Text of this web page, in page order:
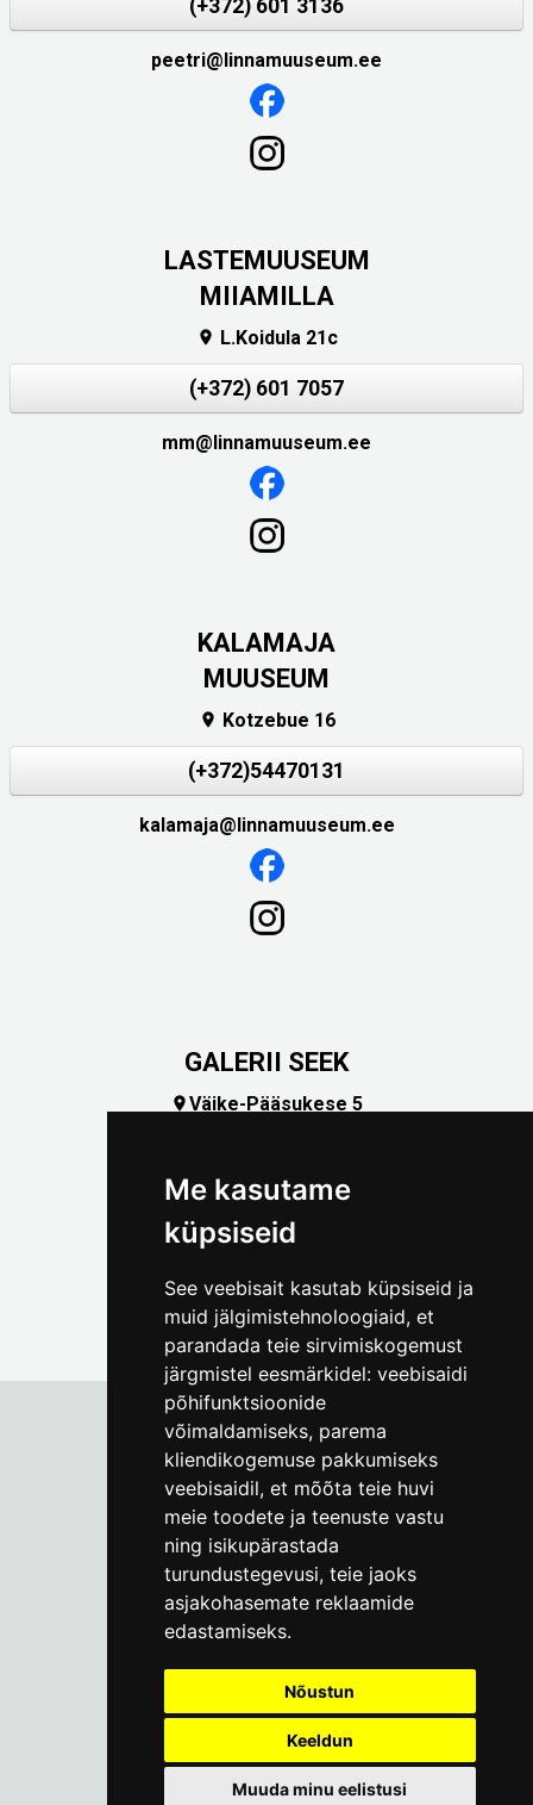
Me kasutame
küpsiseid
See veebisait kasutab küpsiseid ja
muid jälgimistehnoloogiaid, et
parandada teie sirvimiskogemust
järgmistel eesmärkidel: veebisaidi
põhifunktsioonide
võimaldamiseks, parema
kliendikogemuse pakkumiseks
veebisaidil, et mõõta teie huvi
meie toodete ja teenuste vastu
ning isikupärastada
turundustegevusi, teie jaoks
asjakohasemate reklaamide
edastamiseks.
Nõustun
Keeldun
Muuda minu eelistusi
(+372) 601 3136
peetri@linnamuuseum.ee
LASTEMUUSEUM
MIIAMILLA
 L.Koidula 21c
(+372) 601 7057
mm@linnamuuseum.ee
KALAMAJA
MUUSEUM
 Kotzebue 16
(+372)54470131
kalamaja@linnamuuseum.ee
GALERII SEEK
Väike-Pääsukese 5
Tallinna Linnamuuseum
Vene 17
E-R kell 9-17(+372) 610 4178
info@linnamuuseum.ee
Küpsisepoliitika